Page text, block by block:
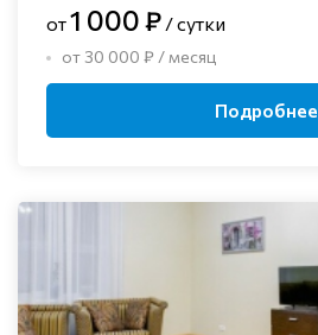
от1 000 ₽ / сутки
от 30 000 ₽ / месяц
Подробнее